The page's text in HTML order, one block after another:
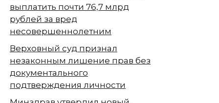
выплатить почти 76,7 млрд
рублей за вред
несовершеннолетним
Верховный суд признал
незаконным лишение прав без
документального
подтверждения личности